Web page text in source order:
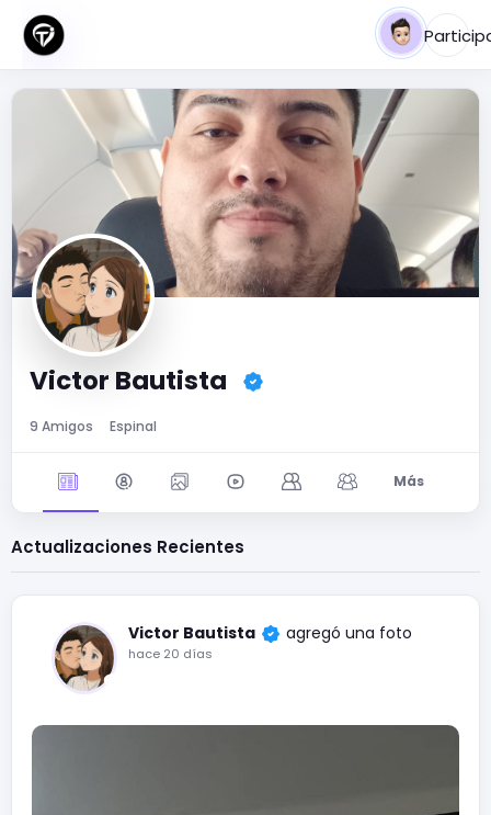
Victor Bautista
9 Amigos Espinal
Más
Actualizaciones Recientes
Victor Bautista agregó una foto
hace 20 días